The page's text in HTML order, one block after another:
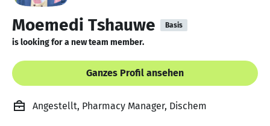
Moemedi Tshauwe Basis
is looking for a new team member.
Ganzes Profil ansehen
Angestellt, Pharmacy Manager, Dischem